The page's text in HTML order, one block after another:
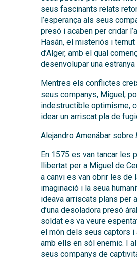
seus fascinants relats
l’esperança als seus
presó i acaben per cridar
Hasán, el misteriós i
d’Alger, amb el qual
desenvolupar una estranya
Mentres els conflictes
seus companys, Miguel,
indestructible optimisme,
idear un arriscat pla de
Alejandro Amenábar sobre
En 1575 es van tancar les
llibertat per a Miguel de
a canvi es van obrir les de
imaginació i la seua
ideava arriscats plans per
d’una desoladora presó
soldat es va veure
el món dels seus captors i
amb ells en sòl enemic. I
seus companys de